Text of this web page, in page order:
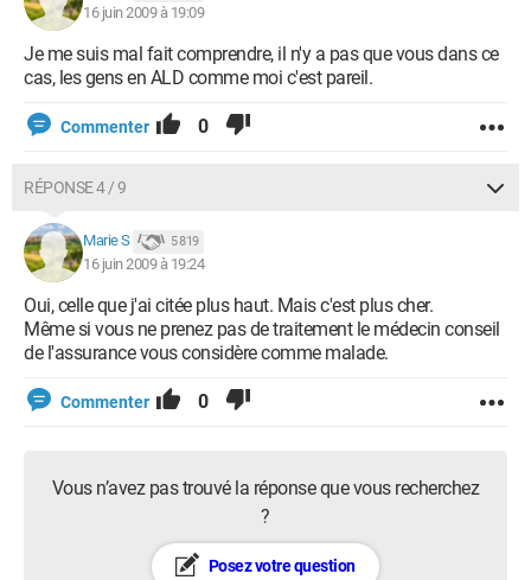
16 juin 2009 à 19:09
Je me suis mal fait comprendre, il n'y a pas que vous dans ce
cas, les gens en ALD comme moi c'est pareil.
Commenter 0
RÉPONSE 4 / 9
Marie S 5 819
16 juin 2009 à 19:24
Oui, celle que j'ai citée plus haut. Mais c'est plus cher.
Même si vous ne prenez pas de traitement le médecin conseil
de l'assurance vous considère comme malade.
Commenter 0
Vous n’avez pas trouvé la réponse que vous recherchez
?
Posez votre question